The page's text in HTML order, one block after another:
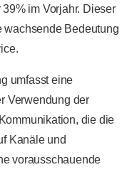
im Vorjahr. Dieser
wachsende Bedeutung
umfasst eine
Verwendung der
die die
Kanäle und
vorausschauende